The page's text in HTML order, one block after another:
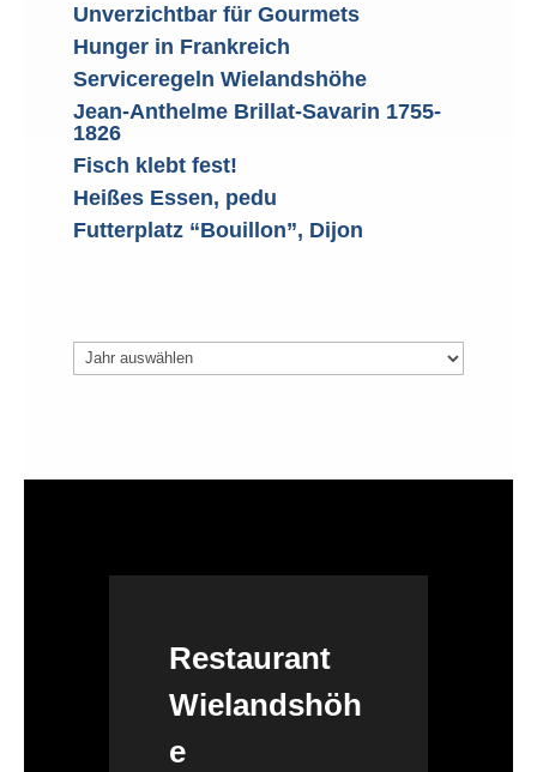
Unverzichtbar für Gourmets
Hunger in Frankreich
Serviceregeln Wielandshöhe
Jean-Anthelme Brillat-Savarin 1755-
1826
Fisch klebt fest!
Heißes Essen, pedu
Futterplatz “Bouillon”, Dijon
Archiv
Restaurant
Wielandshöh
e